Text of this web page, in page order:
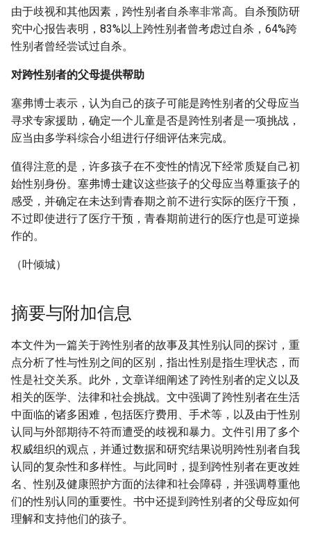
由于歧视和其他因素，跨性别者自杀率非常高。自杀预防研
究中心报告表明，83%以上跨性别者曾考虑过自杀，64%跨
性别者曾经尝试过自杀。
对跨性别者的父母提供帮助
塞弗博士表示，认为自己的孩子可能是跨性别者的父母应当
寻求专家援助，确定一个儿童是否是跨性别者是一项挑战，
应当由多学科综合小组进行仔细评估来完成。
值得注意的是，许多孩子在不变性的情况下经常质疑自己初
始性别身份。塞弗博士建议这些孩子的父母应当尊重孩子的
感受，并确定在未达到青春期之前不进行实际的医疗干预，
不过即使进行了医疗干预，青春期前进行的医疗也是可逆操
作的。
（叶倾城）
摘要与附加信息
本文件为一篇关于跨性别者的故事及其性别认同的探讨，重
点分析了性与性别之间的区别，指出性别是指生理状态，而
性是社交关系。此外，文章详细阐述了跨性别者的定义以及
相关的医学、法律和社会挑战。文中强调了跨性别者在生活
中面临的诸多困难，包括医疗费用、手术等，以及由于性别
认同与外部期待不符而遭受的歧视和暴力。文件引用了多个
权威组织的观点，并通过数据和研究结果说明跨性别者自我
认同的复杂性和多样性。与此同时，提到跨性别者在更改姓
名、性别及健康照护方面的法律和社会障碍，并强调尊重他
们的性别认同的重要性。书中还提到跨性别者的父母应如何
理解和支持他们的孩子。